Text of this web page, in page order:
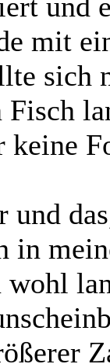
mit
sich
in